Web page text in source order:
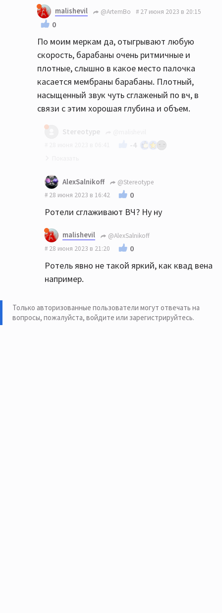
malishevil @ArtemBo 27 июня 2023 в 20:15
0
По моим меркам да, отыгрывают любую
скорость, барабаны очень ритмичные и
плотные, слышно в какое место палочка
касается мембраны барабаны. Плотный,
насыщенный звук чуть сглаженый по вч, в
связи с этим хорошая глубина и объем.
Stereotype
-4
Поздравляю, хороший выбор!
Из бюджетной акустики кантон это
вч, ротель как раз у вас сглаживает, что я
считаю неплохо для кантона.
AlexSalnikoff
@Stereotype
28 июня 2023 в 16:42
0
Ротели сглаживают ВЧ? Ну ну
malishevil
@AlexSalnikoff
28 июня 2023 в 21:20
0
Ротель явно не такой яркий, как квад вена
например.
Только авторизованные пользователи могут отвечать на
вопросы, пожалуйста, войдите или зарегистрируйтесь.